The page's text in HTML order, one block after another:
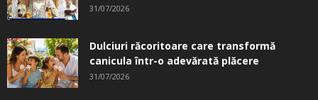
31/07/2026
Dulciuri răcoritoare care transformă
canicula într-o adevărată plăcere
31/07/2026